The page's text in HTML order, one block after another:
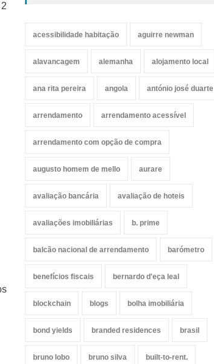
acessibilidade habitação aguirre newman
alavancagem alemanha alojamento local
ana rita pereira angola antónio josé duarte
arrendamento arrendamento acessível
arrendamento com opção de compra
augusto homem de mello aurare
avaliação bancária avaliação de hoteis
avaliações imobiliárias b. prime
balcão nacional de arrendamento barómetro
benefícios fiscais bernardo d'eça leal
blockchain blogs bolha imobiliária
bond yields branded residences brasil
bruno lobo bruno silva built-to-rent.